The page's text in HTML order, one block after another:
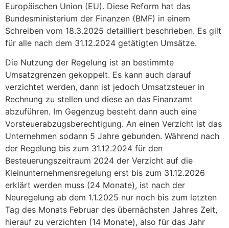
Europäischen Union (EU). Diese Reform hat das
Bundesministerium der Finanzen (BMF) in einem
Schreiben vom 18.3.2025 detailliert beschrieben. Es gilt
für alle nach dem 31.12.2024 getätigten Umsätze.
Die Nutzung der Regelung ist an bestimmte
Umsatzgrenzen gekoppelt. Es kann auch darauf
verzichtet werden, dann ist jedoch Umsatzsteuer in
Rechnung zu stellen und diese an das Finanzamt
abzuführen. Im Gegenzug besteht dann auch eine
Vorsteuerabzugsberechtigung. An einen Verzicht ist das
Unternehmen sodann 5 Jahre gebunden. Während nach
der Regelung bis zum 31.12.2024 für den
Besteuerungszeitraum 2024 der Verzicht auf die
Kleinunternehmensregelung erst bis zum 31.12.2026
erklärt werden muss (24 Monate), ist nach der
Neuregelung ab dem 1.1.2025 nur noch bis zum letzten
Tag des Monats Februar des übernächsten Jahres Zeit,
hierauf zu verzichten (14 Monate), also für das Jahr